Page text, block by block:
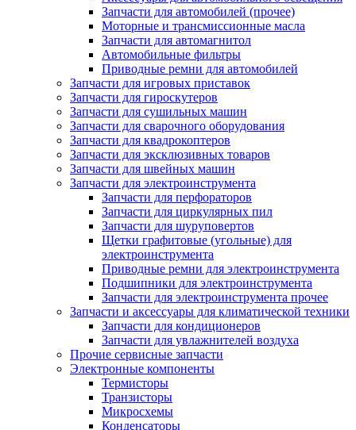
Запчасти для автомобилей (прочее)
Моторные и трансмиссионные масла
Запчасти для автомагнитол
Автомобильные фильтры
Приводные ремни для автомобилей
Запчасти для игровых приставок
Запчасти для гироскутеров
Запчасти для сушильных машин
Запчасти для сварочного оборудования
Запчасти для квадрокоптеров
Запчасти для эксклюзивных товаров
Запчасти для швейных машин
Запчасти для электроинструмента
Запчасти для перфораторов
Запчасти для циркулярных пил
Запчасти для шуруповертов
Щетки графитовые (угольные) для
электроинструмента
Приводные ремни для электроинструмента
Подшипники для электроинструмента
Запчасти для электроинструмента прочее
Запчасти и аксессуары для климатической техники
Запчасти для кондиционеров
Запчасти для увлажнителей воздуха
Прочие сервисные запчасти
Электронные компоненты
Термисторы
Транзисторы
Микросхемы
Конденсаторы